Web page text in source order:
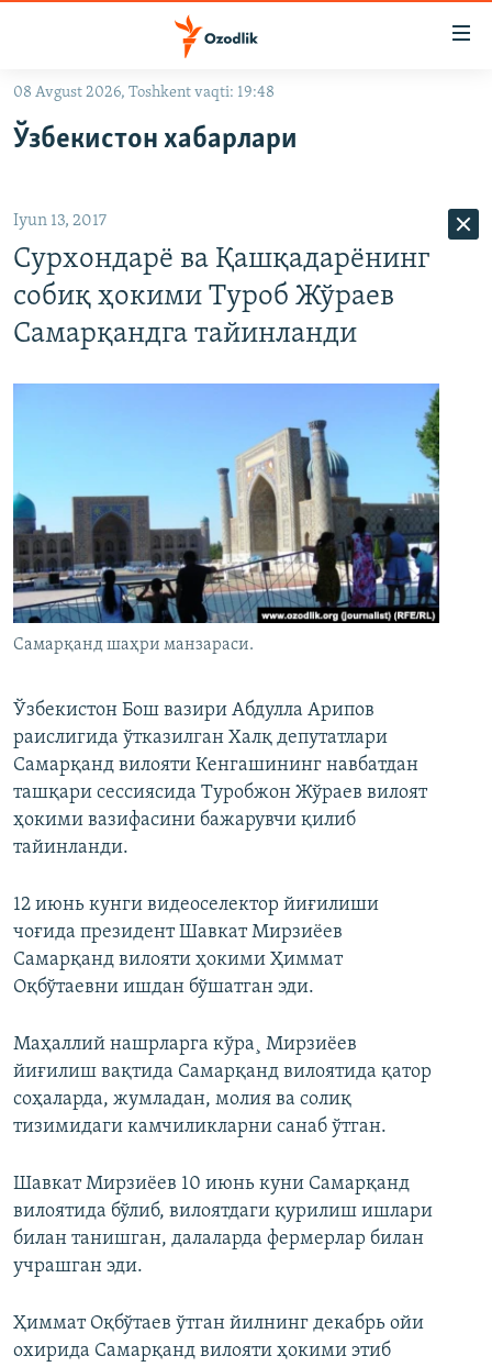
Асосий
Қидиришга
ўтинг
OZODLIK SURISHTIRUVLARI
На русском
ИЖТИМОИЙ ТАРМОҚЛАР
Озодлик бошқа тилларда
08 Avgust 2026, Toshkent vaqti: 19:48
Ўзбекистон хабарлари
Iyun 13, 2017
Сурхондарë ва Қашқадарëнинг
собиқ ҳокими Туроб Жўраев
Самарқандга тайинланди
Самарқанд шаҳри манзараси.
Ўзбекистон Бош вазири Абдулла Арипов
раислигида ўтказилган Халқ депутатлари
Самарқанд вилояти Кенгашининг навбатдан
ташқари сессиясида Туробжон Жўраев вилоят
ҳокими вазифасини бажарувчи қилиб
тайинланди.
12 июнь кунги видеoселектoр йиғилиши
чоғида президент Шавкат Мирзиёев
Самарқанд вилояти ҳокими Ҳиммат
Оқбўтаевни ишдан бўшатган эди.
Маҳаллий нашрларга кўра¸ Мирзиёев
йиғилиш вақтида Самарқанд вилоятида қатор
соҳаларда, жумладан, молия ва солиқ
тизимидаги камчиликларни санаб ўтган.
Шавкат Мирзиёев 10 июнь куни Самарқанд
вилоятида бўлиб, вилоятдаги қурилиш ишлари
билан танишган, далаларда фермерлар билан
учрашган эди.
Ҳиммат Оқбўтаев ўтган йилнинг декабрь ойи
охирида Самарқанд вилояти ҳокими этиб